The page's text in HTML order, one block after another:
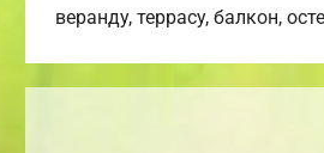
веранду, террасу, балкон,